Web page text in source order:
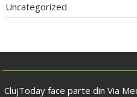
Uncategorized
ClujToday face parte din Via